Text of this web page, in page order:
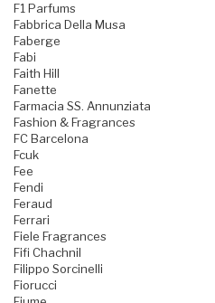
F1 Parfums
Fabbrica Della Musa
Faberge
Fabi
Faith Hill
Fanette
Farmacia SS. Annunziata
Fashion & Fragrances
FC Barcelona
Fcuk
Fee
Fendi
Feraud
Ferrari
Fiele Fragrances
Fifi Chachnil
Filippo Sorcinelli
Fiorucci